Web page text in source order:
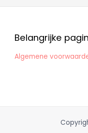
Belangrijke
Algemene